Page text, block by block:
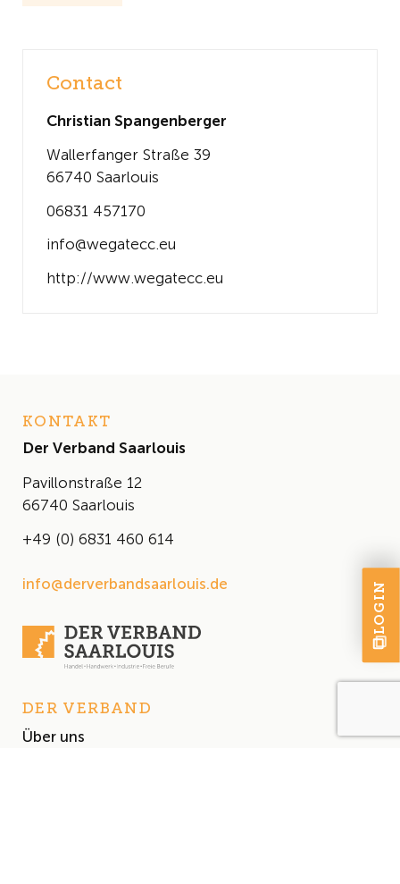
Contact
Christian Spangenberger
Wallerfanger Straße 39
66740 Saarlouis
06831 457170
info@wegatecc.eu
http://www.wegatecc.eu
KONTAKT
Der Verband Saarlouis
Pavillonstraße 12
66740 Saarlouis
+49 (0) 6831 460 614
info@derverbandsaarlouis.de
DER VERBAND
Über uns
LOGIN